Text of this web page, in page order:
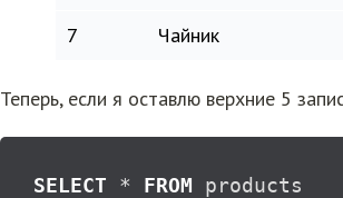
7
Чайник
Теперь, если я оставлю верхние 5
SELECT * FROM